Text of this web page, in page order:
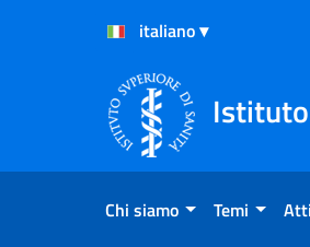
Salta al Contenuto
Salta al Footer
Chi siamo Temi